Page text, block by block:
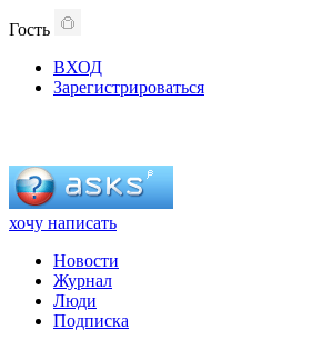
Гость
ВХОД
Зарегистрироваться
хочу написать
Новости
Журнал
Люди
Подписка